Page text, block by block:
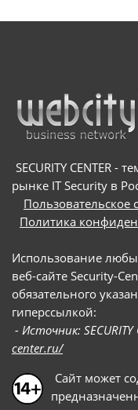
и Windows.
онлайн-
потенциальных
под видом
SECURITY CENTER -
рынке IT Security в
Пользовательское
Политика
Использование
веб-сайте Security-
обязательного
гиперссылкой:
- Источник: SECURITY
center.ru/
Сайт может